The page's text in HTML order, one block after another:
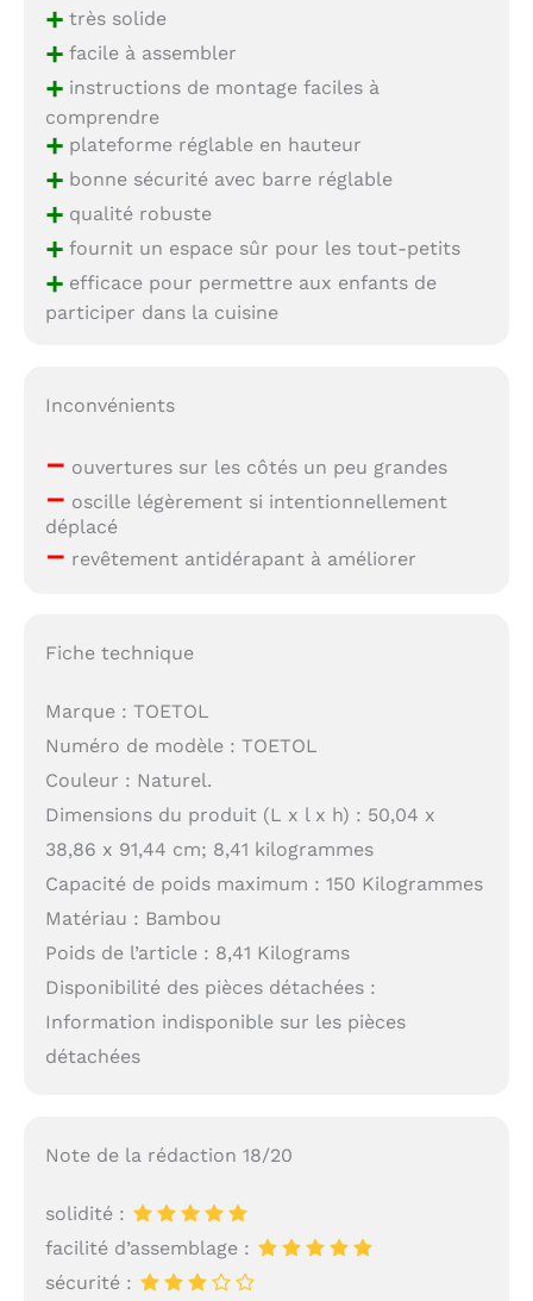
+très solide
+facile à assembler
+instructions de montage faciles à
comprendre
+plateforme réglable en hauteur
+bonne sécurité avec barre réglable
+qualité robuste
+fournit un espace sûr pour les tout-petits
+efficace pour permettre aux enfants de
participer dans la cuisine
Inconvénients
– ouvertures sur les côtés un peu grandes
– oscille légèrement si intentionnellement
déplacé
– revêtement antidérapant à améliorer
Fiche technique
Marque : TOETOL
Numéro de modèle : TOETOL
Couleur : Naturel.
Dimensions du produit (L x l x h) : 50,04 x
38,86 x 91,44 cm; 8,41 kilogrammes
Capacité de poids maximum : 150 Kilogrammes
Matériau : Bambou
Poids de l’article : 8,41 Kilograms
Disponibilité des pièces détachées :
Information indisponible sur les pièces
détachées
Note de la rédaction 18/20
solidité :
facilité d’assemblage :
sécurité :